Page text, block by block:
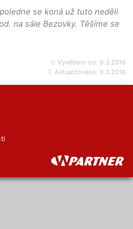
se koná už tuto neděli
na sále Bezovky. Těšíme se
Vyvěšeno od: 9.3.2016
Aktualizováno: 9.3.2016